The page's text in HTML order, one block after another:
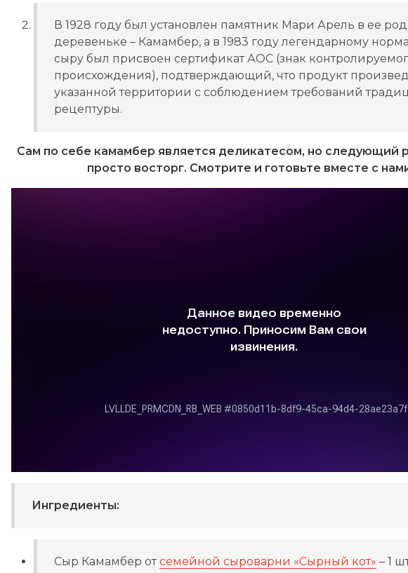
В 1928 году был установлен памятник Мари Арель в ее
деревеньке – Камамбер, а в 1983 году легендарному
сыру был присвоен сертификат АОС (знак
происхождения), подтверждающий, что продукт
указанной территории с соблюдением требований
рецептуры.
Сам по себе камамбер является деликатесом, но следующий
просто восторг. Смотрите и готовьте вместе с
Ингредиенты:
Сыр Камамбер отсемейной сыроварни «Сырный кот» – 1